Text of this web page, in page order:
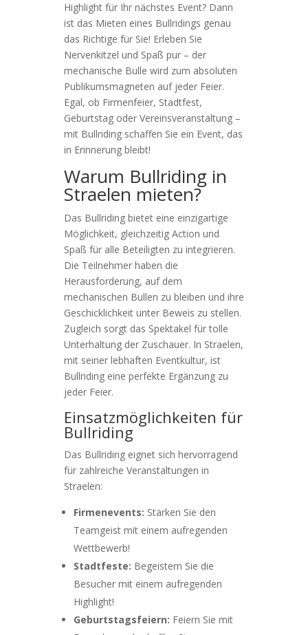
Highlight für Ihr nächstes Event? Dann
ist das Mieten eines Bullridings genau
das Richtige für Sie! Erleben Sie
Nervenkitzel und Spaß pur – der
mechanische Bulle wird zum absoluten
Publikumsmagneten auf jeder Feier.
Egal, ob Firmenfeier, Stadtfest,
Geburtstag oder Vereinsveranstaltung –
mit Bullriding schaffen Sie ein Event, das
in Erinnerung bleibt!
Warum Bullriding in
Straelen mieten?
Das Bullriding bietet eine einzigartige
Möglichkeit, gleichzeitig Action und
Spaß für alle Beteiligten zu integrieren.
Die Teilnehmer haben die
Herausforderung, auf dem
mechanischen Bullen zu bleiben und ihre
Geschicklichkeit unter Beweis zu stellen.
Zugleich sorgt das Spektakel für tolle
Unterhaltung der Zuschauer. In Straelen,
mit seiner lebhaften Eventkultur, ist
Bullriding eine perfekte Ergänzung zu
jeder Feier.
Einsatzmöglichkeiten für
Bullriding
Das Bullriding eignet sich hervorragend
für zahlreiche Veranstaltungen in
Straelen:
Firmenevents: Stärken Sie den
Teamgeist mit einem aufregenden
Wettbewerb!
Stadtfeste: Begeistern Sie die
Besucher mit einem aufregenden
Highlight!
Geburtstagsfeiern: Feiern Sie mit